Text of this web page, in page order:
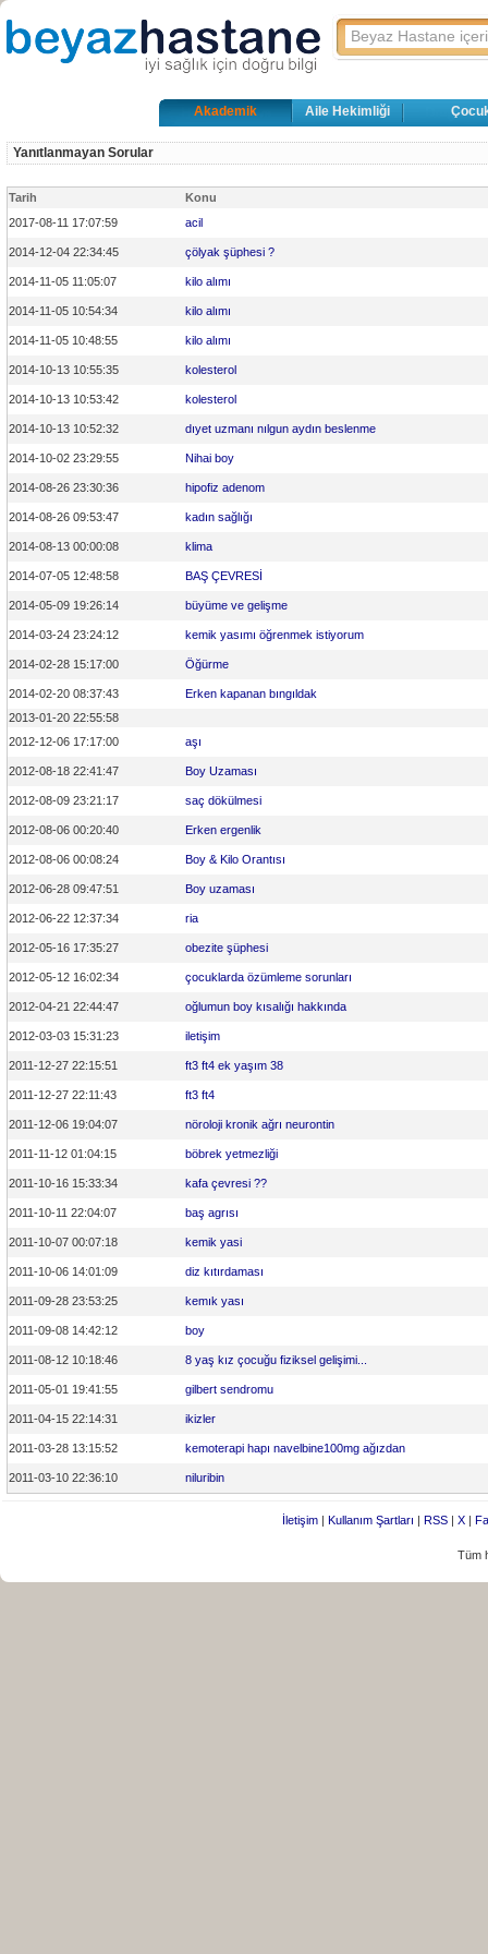
Akademik Aile Hekimliği
Yanıtlanmayan Sorular
Tarih
Konu
2017-08-11 17:07:59
acil
2014-12-04 22:34:45 çölyak şüphesi ?
2014-11-05 11:05:07 kilo alımı
2014-11-05 10:54:34 kilo alımı
2014-11-05 10:48:55 kilo alımı
2014-10-13 10:55:35 kolesterol
2014-10-13 10:53:42 kolesterol
2014-10-13 10:52:32 dıyet uzmanı nılgun aydın beslenme
2014-10-02 23:29:55 Nihai boy
2014-08-26 23:30:36 hipofiz adenom
2014-08-26 09:53:47 kadın sağlığı
2014-08-13 00:00:08 klima
2014-07-05 12:48:58 BAŞ ÇEVRESİ
2014-05-09 19:26:14 büyüme ve gelişme
2014-03-24 23:24:12 kemik yasımı öğrenmek istiyorum
2014-02-28 15:17:00 Öğürme
2014-02-20 08:37:43
Erken kapanan bıngıldak
2013-01-20 22:55:58
2012-12-06 17:17:00
aşı
2012-08-18 22:41:47 Boy Uzaması
2012-08-09 23:21:17 saç dökülmesi
2012-08-06 00:20:40 Erken ergenlik
2012-08-06 00:08:24 Boy & Kilo Orantısı
2012-06-28 09:47:51 Boy uzaması
2012-06-22 12:37:34 ria
2012-05-16 17:35:27 obezite şüphesi
2012-05-12 16:02:34 çocuklarda özümleme sorunları
2012-04-21 22:44:47 oğlumun boy kısalığı hakkında
2012-03-03 15:31:23 iletişim
2011-12-27 22:15:51 ft3 ft4 ek yaşım 38
2011-12-27 22:11:43 ft3 ft4
2011-12-06 19:04:07 nöroloji kronik ağrı neurontin
2011-11-12 01:04:15 böbrek yetmezliği
2011-10-16 15:33:34 kafa çevresi ??
2011-10-11 22:04:07 baş agrısı
2011-10-07 00:07:18 kemik yasi
2011-10-06 14:01:09 diz kıtırdaması
2011-09-28 23:53:25 kemık yası
2011-09-08 14:42:12 boy
2011-08-12 10:18:46 8 yaş kız çocuğu fiziksel gelişimi...
2011-05-01 19:41:55 gilbert sendromu
2011-04-15 22:14:31 ikizler
2011-03-28 13:15:52 kemoterapi hapı navelbine100mg ağızdan
2011-03-10 22:36:10 niluribin
İletişim| Kullanım Şartları | RSS| X|
Tüm